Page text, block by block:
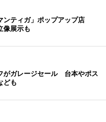
ンティガ」ポップアップ店
像展示も
がガレージセール 台本やポス
ども